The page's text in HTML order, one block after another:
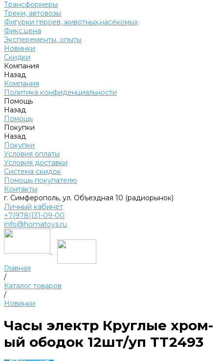
Трансформеры
Треки, автовозы
Фигурки героев, животных,насекомых
Фикс.цена
Эксперементы, опыты
Новинки
Скидки
Компания
Назад
Компания
Политика конфиденциальности
Помощь
Назад
Помощь
Покупки
Назад
Покупки
Условия оплаты
Условия доставки
Система скидок
Помощь покупателю
Контакты
г. Симферополь, ул. Объездная 10 (радиорынок)
Личный кабинет
+7(978)131-09-00
info@homatoys.ru
Главная
/
Каталог товаров
/
Новинки
Часы электр Круглые хром-
ый ободок 12шт/уп TT2493